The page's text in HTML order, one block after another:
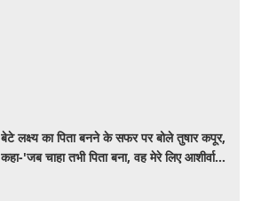
बेटे लक्ष्य का पिता बनने के सफर पर बोले तुषार कपूर,
कहा-'जब चाहा तभी पिता बना, वह मेरे लिए आशीर्वाद